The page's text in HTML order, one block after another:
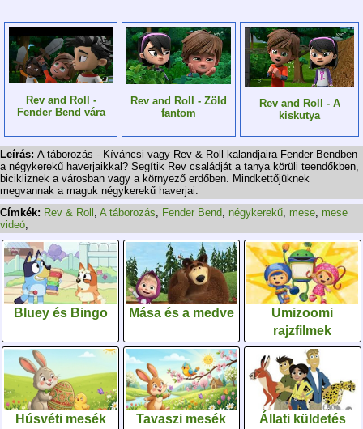
Rev and Roll -
Fender Bend vára
Rev and Roll - Zöld
fantom
Rev and Roll - A
kiskutya
Leírás: A táborozás - Kíváncsi vagy Rev & Roll kalandjaira Fender Bendben
a négykerekű haverjaikkal? Segítik Rev családját a tanya körüli teendőkben,
bicikliznek a városban vagy a környező erdőben. Mindkettőjüknek
megvannak a maguk négykerekű haverjai.
Címkék: Rev & Roll , A táborozás, Fender Bend, négykerekű, mese, mese
videó,
Bluey és Bingo Mása és a medve
Umizoomi
rajzfilmek
Húsvéti mesék Tavaszi mesék Állati küldetés